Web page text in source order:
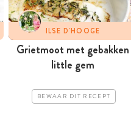
ILSE D'HOOGE
Grietmoot met gebakken
little gem
BEWAAR DIT RECEPT